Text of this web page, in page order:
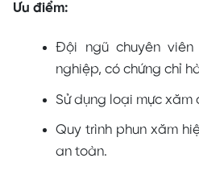
Ưu điểm:
Đội ngũ chuyên
nghiệp, có chứng chỉ
Sử dụng loại mực xăm
Quy trình phun xăm
an toàn.